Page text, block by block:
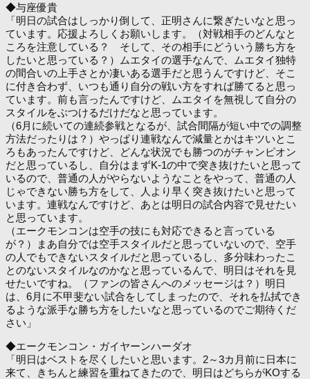
◆与座優貴
「明日の試合はしっかり倒して、正明さんに繋ぎたいなと思っ
ています。応援よろしくお願いします。（対戦相手のどんなと
ころを注意している？ そして、その相手にどういう勝ち方を
したいと思っている？）ムエタイの選手なんで、ムエタイ独特
の間合いの上手さとか凄いある選手だと思うんですけど、そこ
に付き合わず、いつも通り自分の戦い方をすれば勝てると思っ
ています。前も言ったんですけど、ムエタイを無視して自分の
スタイルをぶつけるだけだなと思っています。
（6月に続いての連続参戦となるが、試合間隔が短い中での調整
方法だったりは？）やっぱり連戦なんで減量とかはキツいとこ
ろもあったんですけど、どんな状況でも勝つのがチャンピオン
だと思っているし、自分はまずK-1の中で突き抜けたいと思って
いるので、普通の人がやらないようなことをやって、普通の人
じゃできない勝ち方をして、人より早く突き抜けたいと思って
います。連戦なんですけど、あとは明日の試合内容で見せたい
と思っています。
（エークモンコンは空手の技にも対応できると言っている
が？）まあ自分では空手スタイルだと思っていないので、空手
の人でもできないスタイルだと思っているし、多分味わったこ
とのないスタイルなのかなと思っているんで、明日はそれを見
せたいですね。（ファンの皆さんへのメッセージは？）明日
は、6月に不甲斐ない試合をしてしまったので、それを払拭でき
るような派手な勝ち方をしたいなと思っているのでご期待くだ
さい」
◆エークモンコン・ガイヤーンハーダオ
「明日はベストを尽くしたいと思います。2～3カ月前に日本に
来て、きちんと練習を重ねてきたので、明日はどちらがKOする